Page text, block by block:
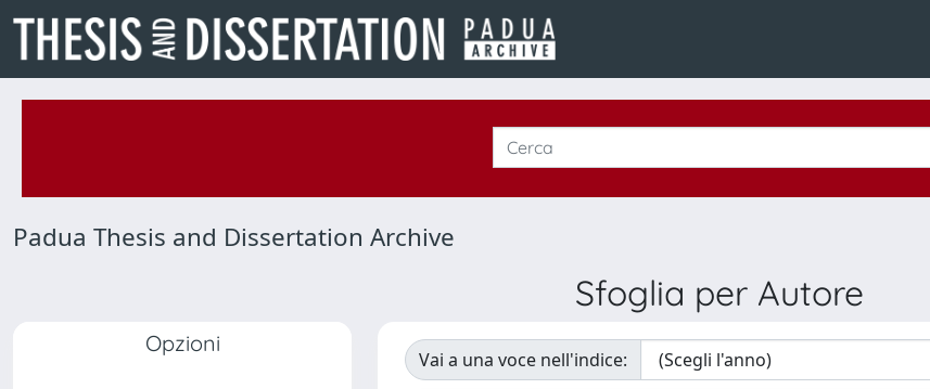
Padua Thesis and Dissertation Archive
Sfoglia per Autore
Opzioni
Vai a una voce nell'indice: